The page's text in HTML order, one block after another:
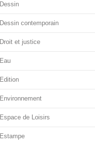
Dessin
Dessin contemporain
Droit et justice
Eau
Edition
Environnement
Espace de Loisirs
Estampe